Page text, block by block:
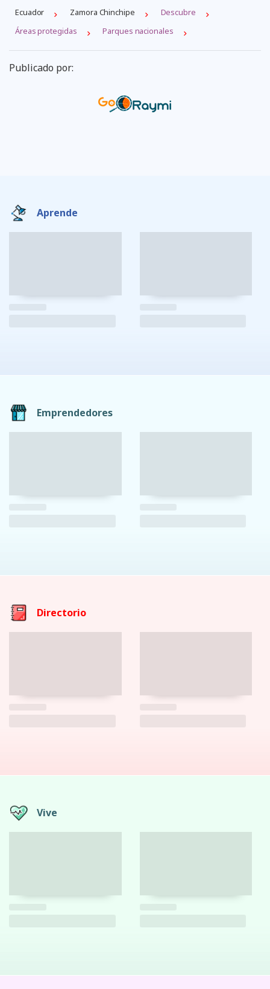
Ecuador Zamora Chinchipe
Descubre
Áreas protegidas
Parques nacionales
Publicado por:
Aprende
Emprendedores
Directorio
Vive